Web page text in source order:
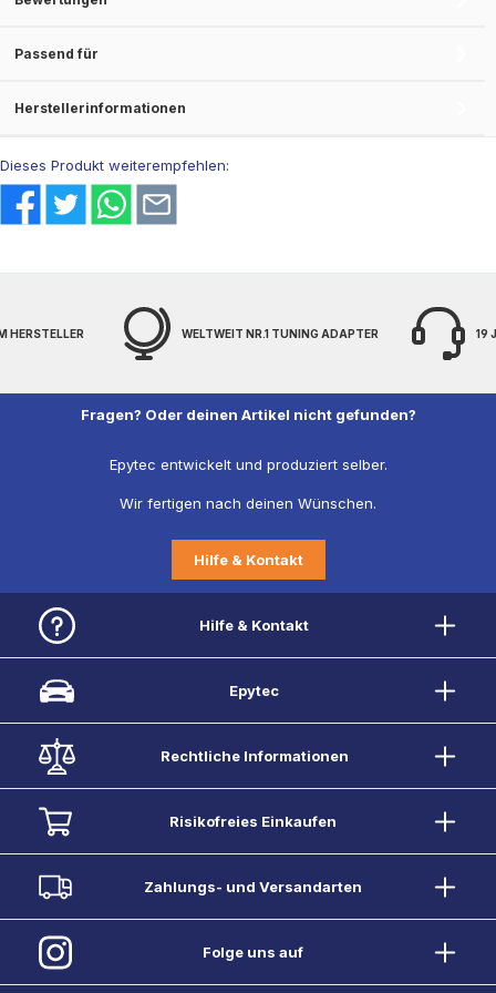
Passend für
Herstellerinformationen
Dieses Produkt weiterempfehlen:
WELTWEIT NR.1 TUNING ADAPTER 19 JAHRE
Fragen? Oder deinen Artikel nicht gefunden?
Epytec entwickelt und produziert selber.
Wir fertigen nach deinen Wünschen.
Hilfe & Kontakt
Hilfe & Kontakt
Epytec
Rechtliche Informationen
Risikofreies Einkaufen
Zahlungs- und Versandarten
Folge uns auf